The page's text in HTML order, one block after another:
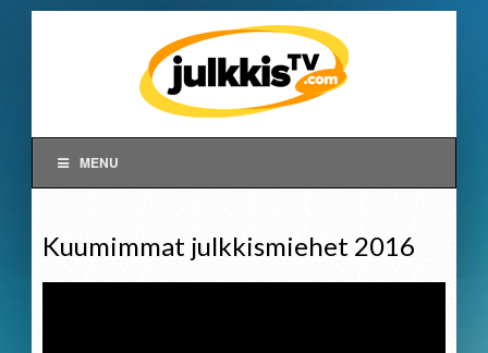
MENU
Kuumimmat julkkismiehet 2016